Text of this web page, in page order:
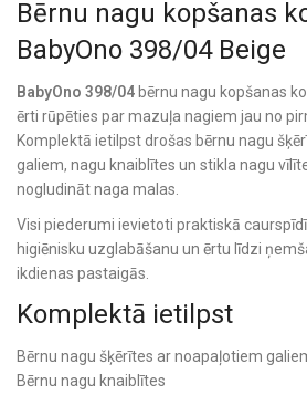
Bērnu nagu kopšanas
BabyOno 398/04 Beige
BabyOno 398/04 bērnu nagu kopšanas
ērti rūpēties par mazuļa nagiem jau no
Komplektā ietilpst drošas bērnu nagu
galiem, nagu knaiblītes un stikla nagu
nogludināt naga malas.
Visi piederumi ievietoti praktiskā
higiēnisku uzglabāšanu un ērtu līdzi
ikdienas pastaigās.
Komplektā ietilpst
Bērnu nagu šķērītes ar noapaļotiem
Bērnu nagu knaiblītes